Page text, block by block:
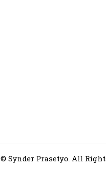
© Synder Prasetyo. All